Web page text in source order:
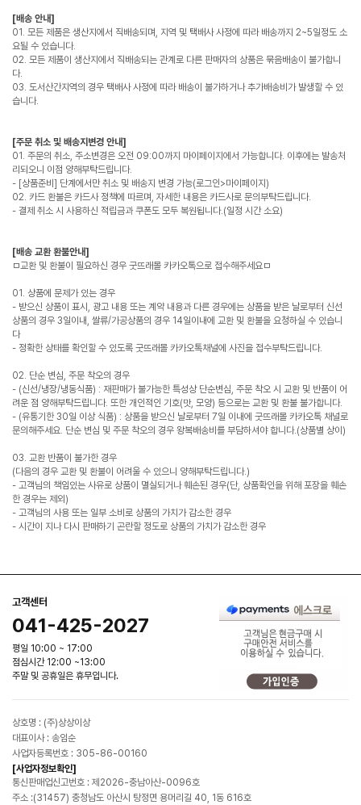
[배송 안내]
01. 모든 제품은 생산지에서 직배송되며, 지역 및 택배사 사정에 따라 배송까지 2~5일정도 소
요될 수 있습니다.
02. 모든 제품이 생산지에서 직배송되는 관계로 다른 판매자의 상품은 묶음배송이 불가합니
다.
03. 도서산간지역의 경우 택배사 사정에 따라 배송이 불가하거나 추가배송비가 발생할 수 있
습니다.
[주문 취소 및 배송지변경 안내]
01. 주문의 취소, 주소변경은 오전 09:00까지 마이페이지에서 가능합니다. 이후에는 발송처
리되오니 이점 양해부탁드립니다.
- [상품준비] 단계에서만 취소 및 배송지 변경 가능(로그인>마이페이지)
02. 카드 환불은 카드사 정책에 따르며, 자세한 내용은 카드사로 문의부탁드립니다.
- 결제 취소 시 사용하신 적립금과 쿠폰도 모두 복원됩니다.(일정 시간 소요)
[배송 교환 환불안내]
ㅁ교환 및 환불이 필요하신 경우 굿뜨래몰 카카오톡으로 접수해주세요ㅁ
01. 상품에 문제가 있는 경우
- 받으신 상품이 표시, 광고 내용 또는 계약 내용과 다른 경우에는 상품을 받은 날로부터 신선
상품의 경우 3일이내, 쌀류/가공상품의 경우 14일이내에 교환 및 환불을 요청하실 수 있습니
다
- 정확한 상태를 확인할 수 있도록 굿뜨래몰 카카오톡채널에 사진을 접수부탁드립니다.
02. 단순 변심, 주문 착오의 경우
- (신선/냉장/냉동식품) : 재판매가 불가능한 특성상 단순변심, 주문 착오 시 교환 및 반품이 어
려운 점 양해부탁드립니다. 또한 개인적인 기호(맛, 모양) 등으로는 교환 및 환불 불가합니다.
- (유통기한 30일 이상 식품) : 상품을 받으신 날로부터 7일 이내에 굿뜨래몰 카카오톡 채널로
문의해주세요. 단순 변심 및 주문 착오의 경우 왕복배송비를 부담하셔야 합니다.(상품별 상이)
03. 교환 반품이 불가한 경우
(다음의 경우 교환 및 환불이 어려울 수 있으니 양해부탁드립니다.)
- 고객님의 책임있는 사유로 상품이 멸실되거나 훼손된 경우(단, 상품확인을 위해 포장을 훼손
한 경우는 제외)
- 고객님의 사용 또는 일부 소비로 상품의 가치가 감소한 경우
- 시간이 지나 다시 판매하기 곤란할 정도로 상품의 가치가 감소한 경우
고객센터
041-425-2027
평일 10:00 ~ 17:00
점심시간 12:00 ~13:00
주말 및 공휴일은 휴무입니다.
상호명 : (주)상상이상
대표이사 : 송임순
사업자등록번호 : 305-86-00160
[사업자정보확인]
통신판매업신고번호 : 제2026-충남아산-0096호
주소 :(31457) 충청남도 아산시 탕정면 용머리길 40, 1동 616호